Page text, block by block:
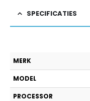
SPECIFICATIES
MERK
MODEL
PROCESSOR